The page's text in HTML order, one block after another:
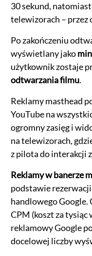
30 sekund,
telewizorach – przez
Po zakończeniu
wyświetlany jako
użytkownik zostaje
odtwarzania filmu.
Reklamy masthead
YouTube na
ogromny zasięg i
na telewizorach,
z pilota do interakcji
Reklamy w banerze
podstawie
handlowego Google.
CPM (koszt za tysiąc
reklamowy Google
docelowej liczby